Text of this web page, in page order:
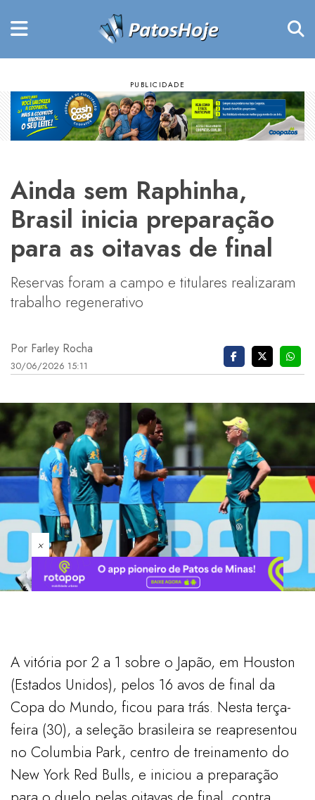
Ainda sem Raphinha,
Brasil inicia preparação
para as oitavas de final
Reservas foram a campo e titulares realizaram
trabalho regenerativo
Por Farley Rocha
30/06/2026 15:11
×
A vitória por 2 a 1 sobre o Japão, em Houston
(Estados Unidos), pelos 16 avos de final da
Copa do Mundo, ficou para trás. Nesta terça-
feira (30), a seleção brasileira se reapresentou
no Columbia Park, centro de treinamento do
New York Red Bulls, e iniciou a preparação